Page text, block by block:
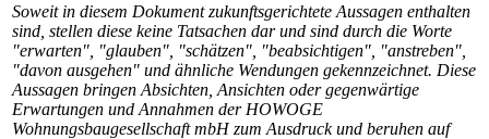
Soweit in diesem Dokument zukunftsgerichtete Aussagen enthalten
sind, stellen diese keine Tatsachen dar und sind durch die Worte
"erwarten", "glauben", "schätzen", "beabsichtigen", "anstreben",
"davon ausgehen" und ähnliche Wendungen gekennzeichnet. Diese
Aussagen bringen Absichten, Ansichten oder gegenwärtige
Erwartungen und Annahmen der HOWOGE
Wohnungsbaugesellschaft mbH zum Ausdruck und beruhen auf